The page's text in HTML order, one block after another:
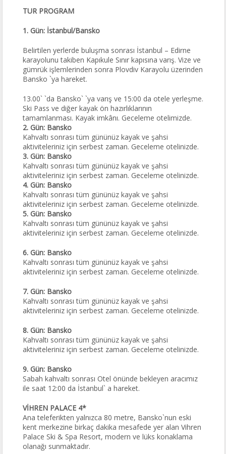
TUR PROGRAM
1. Gün: İstanbul/Bansko
Belirtilen yerlerde buluşma sonrası İstanbul – Edirne
karayolunu takiben Kapıkule Sınır kapısına varış. Vize ve
gümrük işlemlerinden sonra Plovdiv Karayolu üzerinden
Bansko `ya hareket.
13.00` `da Bansko` `ya varış ve 15:00 da otele yerleşme.
Ski Pass ve diğer kayak ön hazırlıklarının
tamamlanması. Kayak imkânı. Geceleme otelimizde.
2. Gün: Bansko
Kahvaltı sonrası tüm gününüz kayak ve şahsi
aktiviteleriniz için serbest zaman. Geceleme otelinizde.
3. Gün: Bansko
Kahvaltı sonrası tüm gününüz kayak ve şahsi
aktiviteleriniz için serbest zaman. Geceleme otelinizde.
4. Gün: Bansko
Kahvaltı sonrası tüm gününüz kayak ve şahsi
aktiviteleriniz için serbest zaman. Geceleme otelinizde.
5. Gün: Bansko
Kahvaltı sonrası tüm gününüz kayak ve şahsi
aktiviteleriniz için serbest zaman. Geceleme otelinizde.
6. Gün: Bansko
Kahvaltı sonrası tüm gününüz kayak ve şahsi
aktiviteleriniz için serbest zaman. Geceleme otelinizde.
7. Gün: Bansko
Kahvaltı sonrası tüm gününüz kayak ve şahsi
aktiviteleriniz için serbest zaman. Geceleme otelinizde.
8. Gün: Bansko
Kahvaltı sonrası tüm gününüz kayak ve şahsi
aktiviteleriniz için serbest zaman. Geceleme otelinizde.
9. Gün: Bansko
Sabah kahvaltı sonrası Otel önünde bekleyen aracımız
ile saat 12:00 da İstanbul` a hareket.
VİHREN PALACE 4*
Ana teleferikten yalnızca 80 metre, Bansko`nun eski
kent merkezine birkaç dakika mesafede yer alan Vihren
Palace Ski & Spa Resort, modern ve lüks konaklama
olanağı sunmaktadır.